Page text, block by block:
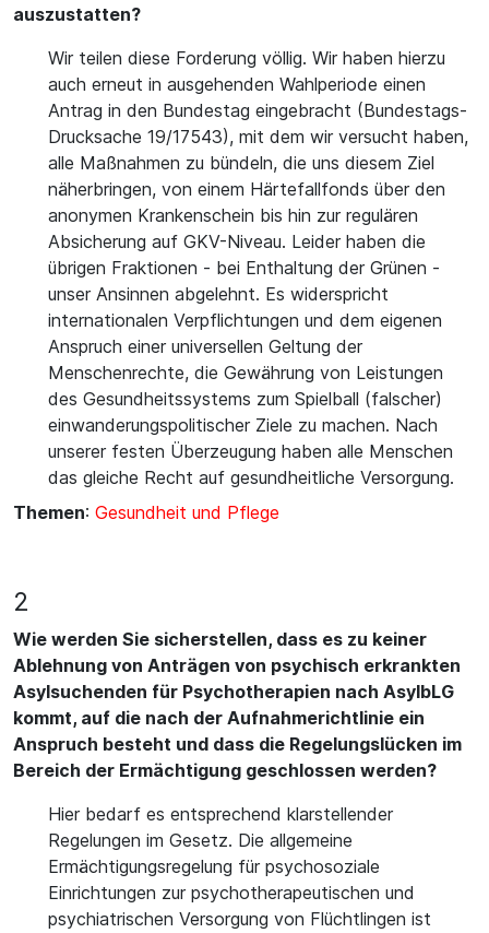
auszustatten?
Wir teilen diese Forderung völlig. Wir haben hierzu
auch erneut in ausgehenden Wahlperiode einen
Antrag in den Bundestag eingebracht (Bundestags-
Drucksache 19/17543), mit dem wir versucht haben,
alle Maßnahmen zu bündeln, die uns diesem Ziel
näherbringen, von einem Härtefallfonds über den
anonymen Krankenschein bis hin zur regulären
Absicherung auf GKV-Niveau. Leider haben die
übrigen Fraktionen - bei Enthaltung der Grünen -
unser Ansinnen abgelehnt. Es widerspricht
internationalen Verpflichtungen und dem eigenen
Anspruch einer universellen Geltung der
Menschenrechte, die Gewährung von Leistungen
des Gesundheitssystems zum Spielball (falscher)
einwanderungspolitischer Ziele zu machen. Nach
unserer festen Überzeugung haben alle Menschen
das gleiche Recht auf gesundheitliche Versorgung.
Themen: Gesundheit und Pflege
2
Wie werden Sie sicherstellen, dass es zu keiner
Ablehnung von Anträgen von psychisch erkrankten
Asylsuchenden für Psychotherapien nach AsylbLG
kommt, auf die nach der Aufnahmerichtlinie ein
Anspruch besteht und dass die Regelungslücken im
Bereich der Ermächtigung geschlossen werden?
Hier bedarf es entsprechend klarstellender
Regelungen im Gesetz. Die allgemeine
Ermächtigungsregelung für psychosoziale
Einrichtungen zur psychotherapeutischen und
psychiatrischen Versorgung von Flüchtlingen ist